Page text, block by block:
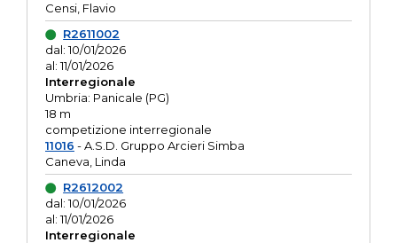
Censi, Flavio
R2611002
dal: 10/01/2026
al: 11/01/2026
Interregionale
Umbria: Panicale (PG)
18 m
competizione interregionale
11016 - A.S.D. Gruppo Arcieri Simba
Caneva, Linda
R2612002
dal: 10/01/2026
al: 11/01/2026
Interregionale